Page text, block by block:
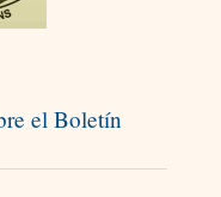
el Boletín